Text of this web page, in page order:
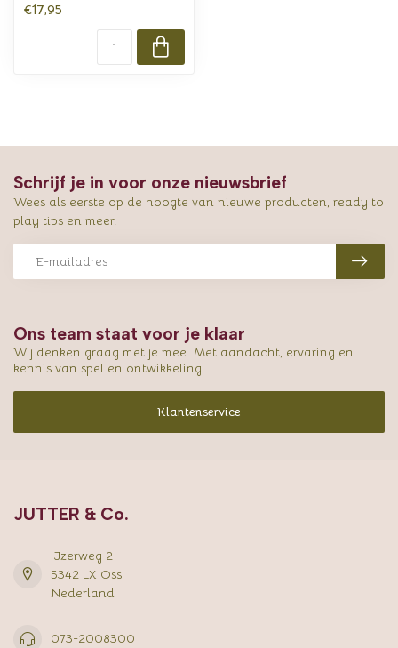
€17,95
Ons team staat voor je klaar
Wij denken graag met je mee. Met aandacht, ervaring en
kennis van spel en ontwikkeling.
Klantenservice
Schrijf je in voor onze nieuwsbrief
Wees als eerste op de hoogte van nieuwe producten, ready to
play tips en meer!
JUTTER & Co.
IJzerweg 2
5342 LX Oss
Nederland
073-2008300